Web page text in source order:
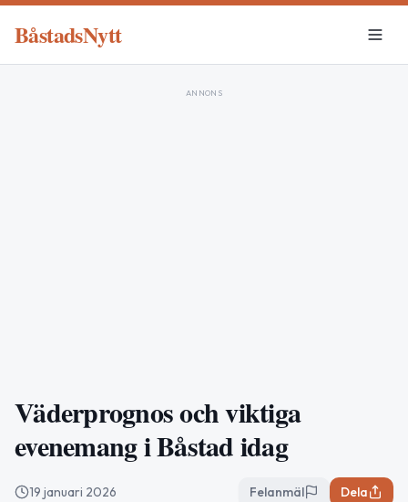
BåstadsNytt
ANNONS
Väderprognos och viktiga
evenemang i Båstad idag
19 januari 2026 Felanmäl Dela